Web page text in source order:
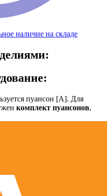
наличие на складе
пуансон [А]. Для
комплект пуансонов,